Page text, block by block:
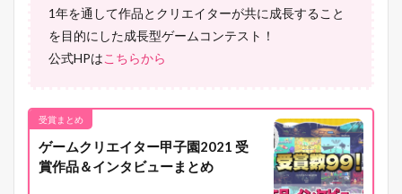
1年を通して作品とクリエイターが共に成長すること
を目的にした成長型ゲームコンテスト！
公式HPはこちらから
受賞まとめ
ゲームクリエイター甲子園2021 受
賞作品＆インタビューまとめ